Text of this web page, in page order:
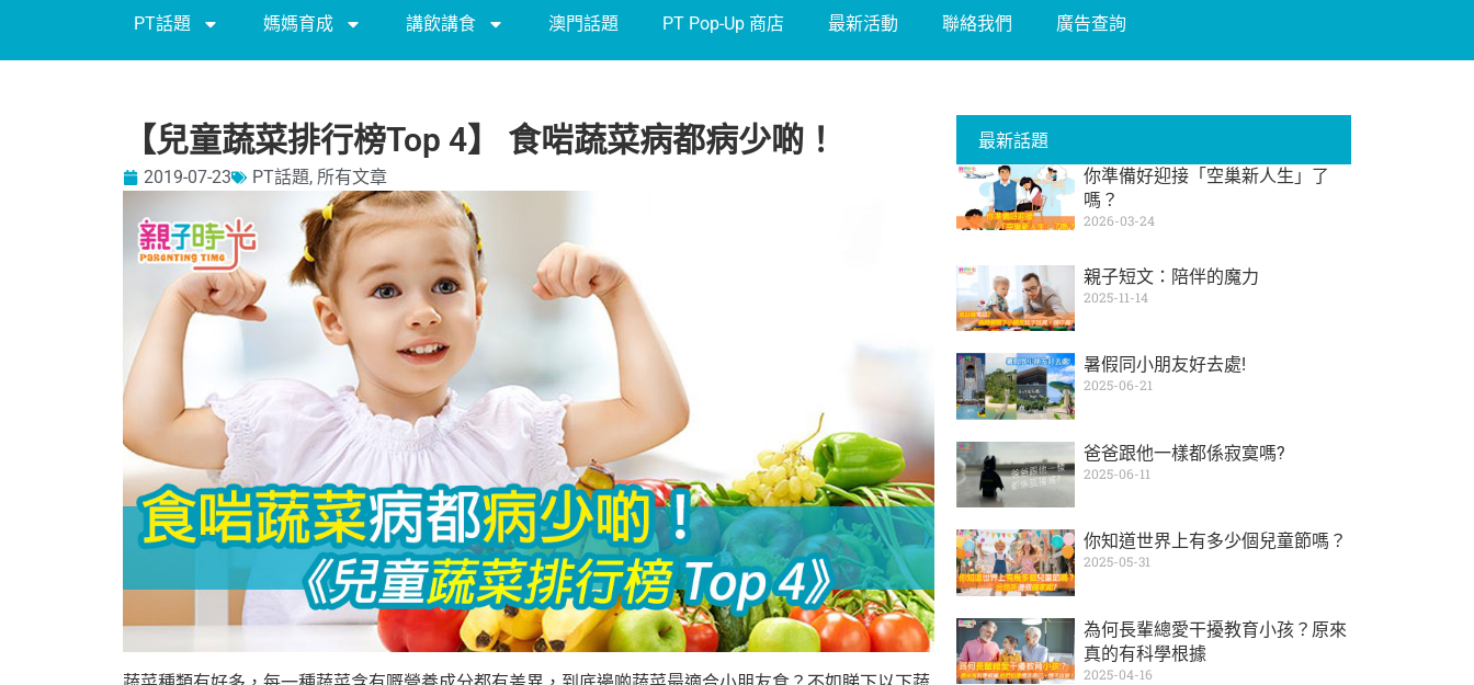
PT話題 媽媽育成 講飲講食 澳門話題 PT Pop-Up 商店 最新活動 聯絡我們 廣告查詢
【兒童蔬菜排行榜Top 4】 食啱蔬菜病都病少啲！
2019-07-23 PT話題, 所有文章
最新話題
你準備好迎接「空巢新人生」了
嗎？
2026-03-24
親子短文：陪伴的魔力
2025-11-14
暑假同小朋友好去處!
2025-06-21
爸爸跟他一樣都係寂寞嗎?
2025-06-11
你知道世界上有多少個兒童節嗎？
2025-05-31
為何長輩總愛干擾教育小孩？原來
真的有科學根據
2025-04-16